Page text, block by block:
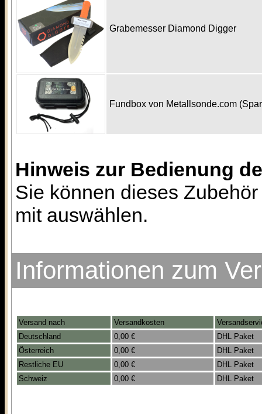
Grabemesser Diamond Digger
Fundbox von Metallsonde.com
Hinweis zur Bedienung
Sie können dieses
mit auswählen.
Informationen zum
Versand nach Versandkosten
Deutschland
0,00 €
DHL Paket
Österreich
0,00 €
DHL Paket
Restliche EU
0,00 €
DHL Paket
Schweiz
0,00 € DHL Paket